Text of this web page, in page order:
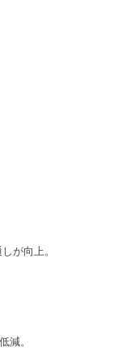
が向上。
減。